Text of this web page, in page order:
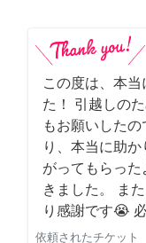
この度は、本
た！ 引越しの
もお願いした
り、本当に助
がってもらっ
きました。 ま
り感謝です😭
依頼されたチケット